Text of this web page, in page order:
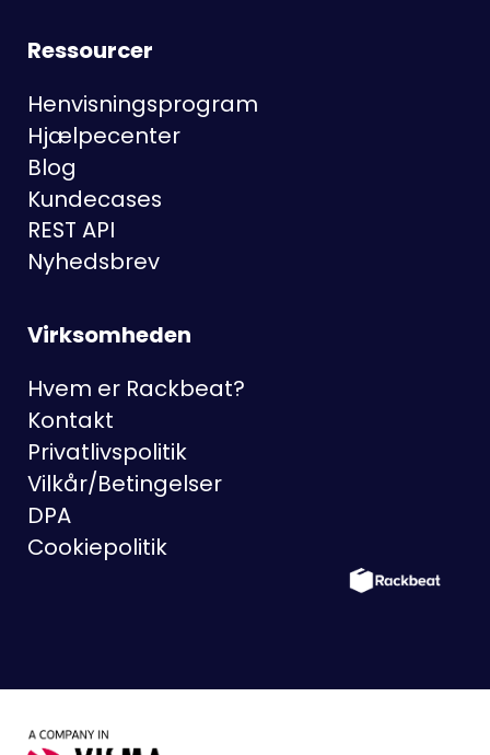
Ressourcer
Henvisningsprogram
Hjælpecenter
Blog
Kundecases
REST API
Nyhedsbrev
Virksomheden
Hvem er Rackbeat?
Kontakt
Privatlivspolitik
Vilkår/Betingelser
DPA
Cookiepolitik